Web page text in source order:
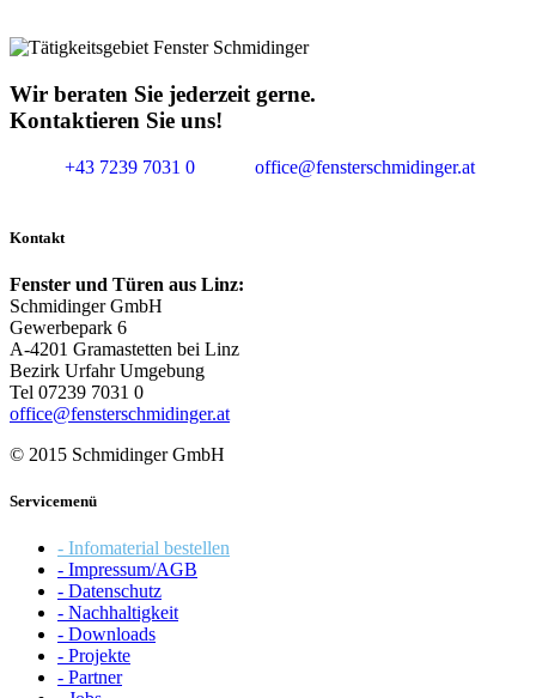
Wir beraten Sie jederzeit gerne.
Kontaktieren Sie uns!
+43 7239 7031 0 office@fensterschmidinger.at
Kontakt
Fenster und Türen aus Linz:
Schmidinger GmbH
Gewerbepark 6
A-4201 Gramastetten bei Linz
Bezirk Urfahr Umgebung
Tel 07239 7031 0
office@fensterschmidinger.at
© 2015 Schmidinger GmbH
Servicemenü
- Infomaterial bestellen
- Impressum/AGB
- Datenschutz
- Nachhaltigkeit
- Downloads
- Projekte
- Partner